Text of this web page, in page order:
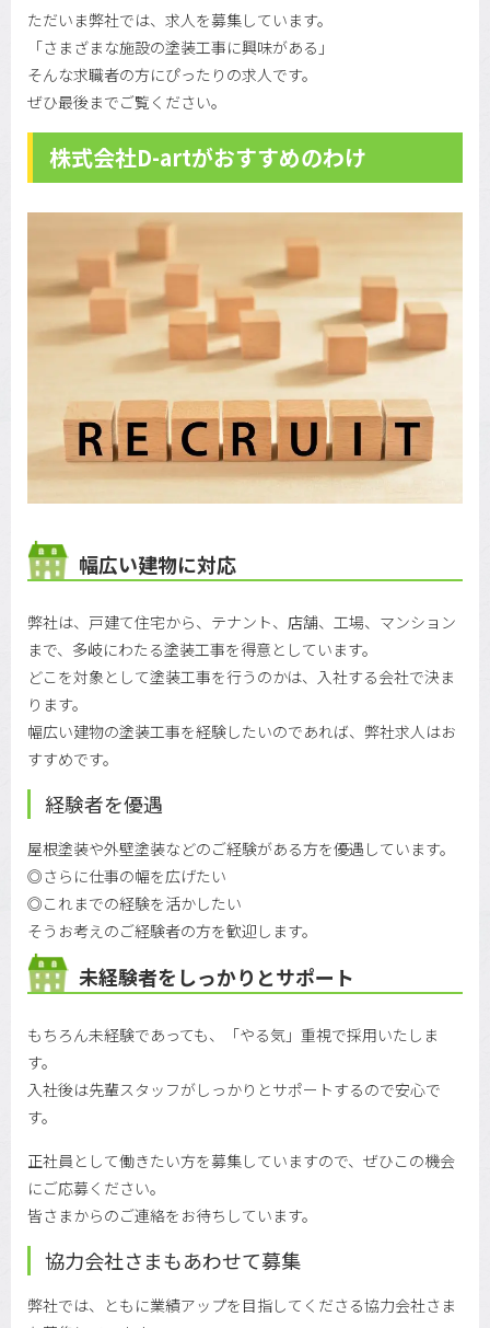
ただいま弊社では、求人を募集しています。
「さまざまな施設の塗装工事に興味がある」
そんな求職者の方にぴったりの求人です。
ぜひ最後までご覧ください。
株式会社D-artがおすすめのわけ
幅広い建物に対応
弊社は、戸建て住宅から、テナント、店舗、工場、マンション
まで、多岐にわたる塗装工事を得意としています。
どこを対象として塗装工事を行うのかは、入社する会社で決ま
ります。
幅広い建物の塗装工事を経験したいのであれば、弊社求人はお
すすめです。
経験者を優遇
屋根塗装や外壁塗装などのご経験がある方を優遇しています。
◎さらに仕事の幅を広げたい
◎これまでの経験を活かしたい
そうお考えのご経験者の方を歓迎します。
未経験者をしっかりとサポート
もちろん未経験であっても、「やる気」重視で採用いたしま
す。
入社後は先輩スタッフがしっかりとサポートするので安心で
す。
正社員として働きたい方を募集していますので、ぜひこの機会
にご応募ください。
皆さまからのご連絡をお待ちしています。
協力会社さまもあわせて募集
弊社では、ともに業績アップを目指してくださる協力会社さま